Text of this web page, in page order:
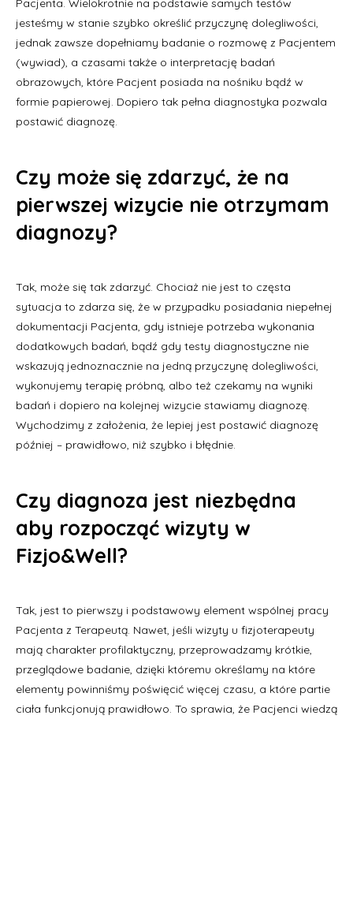
Pacjenta. Wielokrotnie na podstawie samych testów
jesteśmy w stanie szybko określić przyczynę dolegliwości,
jednak zawsze dopełniamy badanie o rozmowę z Pacjentem
(wywiad), a czasami także o interpretację badań
obrazowych, które Pacjent posiada na nośniku bądź w
formie papierowej. Dopiero tak pełna diagnostyka pozwala
postawić diagnozę.
Czy może się zdarzyć, że na
pierwszej wizycie nie otrzymam
diagnozy?
Tak, może się tak zdarzyć. Chociaż nie jest to częsta
sytuacja to zdarza się, że w przypadku posiadania niepełnej
dokumentacji Pacjenta, gdy istnieje potrzeba wykonania
dodatkowych badań, bądź gdy testy diagnostyczne nie
wskazują jednoznacznie na jedną przyczynę dolegliwości,
wykonujemy terapię próbną, albo też czekamy na wyniki
badań i dopiero na kolejnej wizycie stawiamy diagnozę.
Wychodzimy z założenia, że lepiej jest postawić diagnozę
później – prawidłowo, niż szybko i błędnie.
Czy diagnoza jest niezbędna
aby rozpocząć wizyty w
Fizjo&Well?
Tak, jest to pierwszy i podstawowy element wspólnej pracy
Pacjenta z Terapeutą. Nawet, jeśli wizyty u fizjoterapeuty
mają charakter profilaktyczny, przeprowadzamy krótkie,
przeglądowe badanie, dzięki któremu określamy na które
elementy powinniśmy poświęcić więcej czasu, a które partie
ciała funkcjonują prawidłowo. To sprawia, że Pacjenci wiedzą